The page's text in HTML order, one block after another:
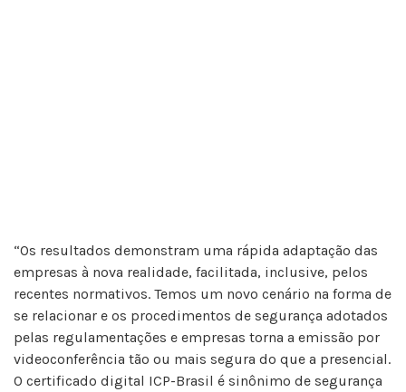
“Os resultados demonstram uma rápida adaptação das
empresas à nova realidade, facilitada, inclusive, pelos
recentes normativos. Temos um novo cenário na forma de
se relacionar e os procedimentos de segurança adotados
pelas regulamentações e empresas torna a emissão por
videoconferência tão ou mais segura do que a presencial.
O certificado digital ICP-Brasil é sinônimo de segurança